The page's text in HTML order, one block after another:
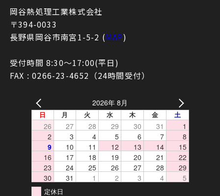
岡谷熱処理工業株式会社
〒394-0033
長野県岡谷市南宮1-5-2 (MAP)
受付時間 8:30〜17:00(平日)
FAX : 0266-23-4652（24時間受付）
2026年 8月
日 月 火 水 木 金 土
26 27 28 29 30 31
1
2
3 4 5 6 7
8
9
10 11 12 13 14
15
16
17 18 19 20 21
22
23
24 25 26 27 28
29
30
31 1 2 3 4 5
定休日